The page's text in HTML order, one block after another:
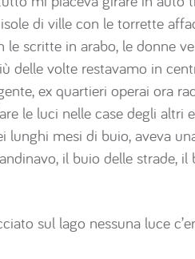
di ville con le torrette
scritte in arabo, le donne
delle volte restavamo in
ex quartieri operai ora
le luci nelle case degli
lunghi mesi di buio, aveva
il buio delle strade,
sul lago nessuna luce